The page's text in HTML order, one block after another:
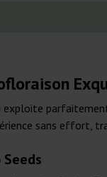
exploite
sans effort,